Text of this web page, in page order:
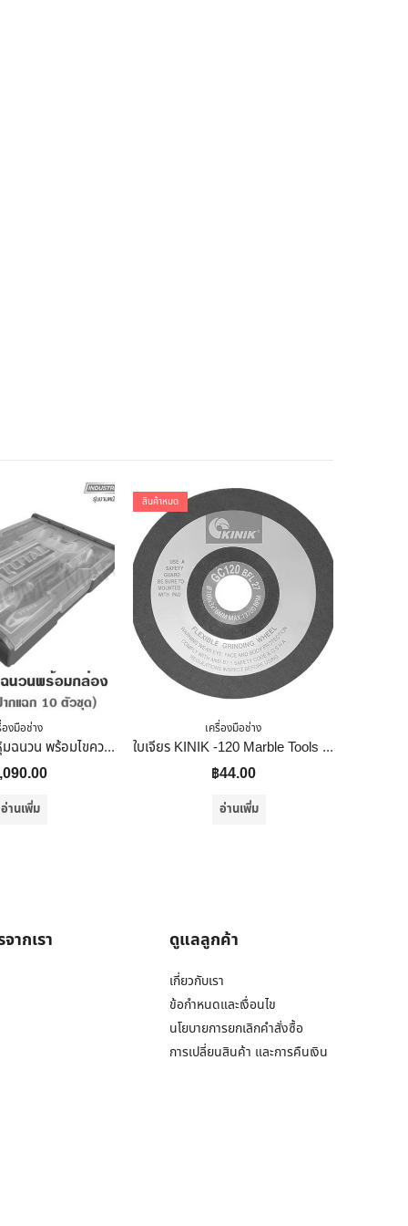
องมือช่าง
Total ชุดไขควงหุ้มฉนวน พร้อมไขควงเช็คไฟ (10 ตัวชุด) พร้อมกล่องเครื่องมือ รุ่น THKTV02S101 ( 10 Pcs Insulated Screwdriver Set
อ่านเพิ่ม
สินค้าหมด
เครื่องมือช่าง
ใบเจียร KINIK -120 Marble Tools Granite Tools Tile Tools
฿44.00
อ่านเพิ่ม
ากเรา ดูแลลูกค้า
เกี่ยวกับเรา
ข้อกำหนดและเงื่อนไข
นโยบายการยกเลิกคำสั่งซื้อ
การเปลี่ยนสินค้า และการคืนเงิน